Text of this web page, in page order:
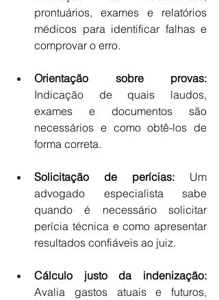
prontuários, exames e relatórios
médicos para identificar falhas e
comprovar o erro.
Indicação de quais laudos,
exames e documentos são
necessários e como obtê-los de
forma correta.
Solicitação de perícias: Um
advogado especialista sabe
quando é necessário solicitar
perícia técnica e como apresentar
resultados confiáveis ao juiz.
Cálculo justo da indenização:
Avalia gastos atuais e futuros,